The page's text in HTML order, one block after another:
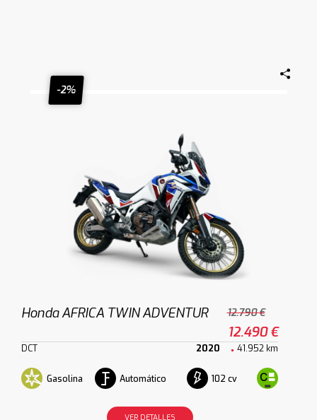
-2%
Honda AFRICA TWIN ADVENTUR 12.790 €
12.490 €
DCT 2020 41.952 km
Gasolina Automático 102 cv
VER DETALLES